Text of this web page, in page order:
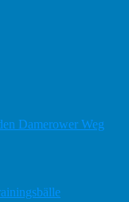
Damerower Weg